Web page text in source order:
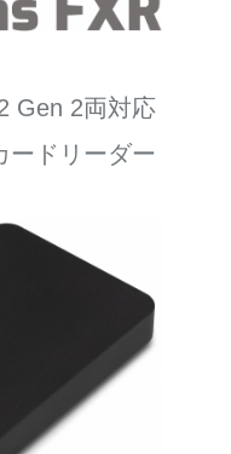
Gen 2両対応
ドリーダー